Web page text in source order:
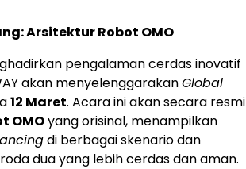
Arsitektur Robot OMO
pengalaman cerdas inovatif
akan menyelenggarakanGlobal
12 Maret. Acara ini akan secara resmi
OMOyang orisinal, menampilkan
di berbagai skenario dan
dua yang lebih cerdas dan aman.